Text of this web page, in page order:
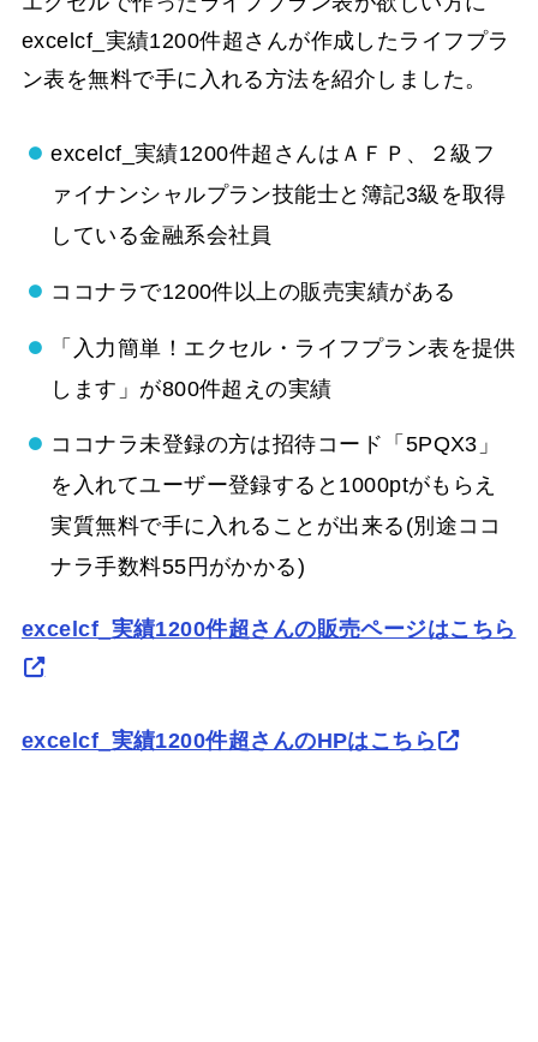
excelcf_実績1200件超さんが作成したライフプラ
ン表を無料で手に入れる方法を紹介しました。
excelcf_実績1200件超さんはＡＦＰ、２級フ
ァイナンシャルプラン技能士と簿記3級を取得
している金融系会社員
ココナラで1200件以上の販売実績がある
「入力簡単！エクセル・ライフプラン表を提供
します」が800件超えの実績
ココナラ未登録の方は招待コード「5PQX3」
を入れてユーザー登録すると1000ptがもらえ
実質無料で手に入れることが出来る(別途ココ
ナラ手数料55円がかかる)
excelcf_実績1200件超さんの販売ページはこちら
excelcf_実績1200件超さんのHPはこちら